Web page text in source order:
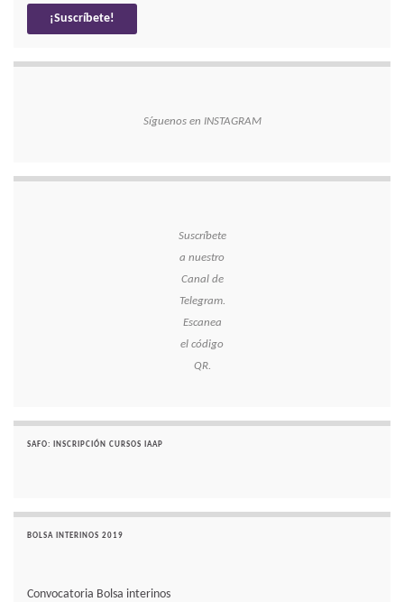
Síguenos en INSTAGRAM
Suscríbete
a nuestro
Canal de
Telegram.
Escanea
el código
QR.
SAFO: INSCRIPCIÓN CURSOS IAAP
BOLSA INTERINOS 2019
Convocatoria Bolsa interinos